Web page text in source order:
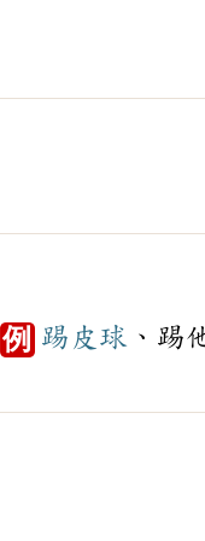
例 踢皮球 、